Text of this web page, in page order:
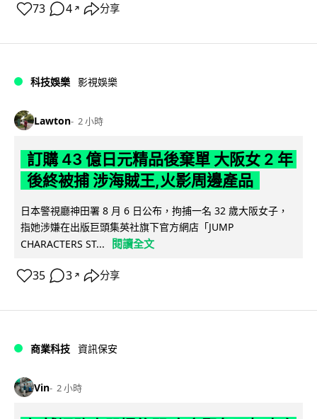
73 4 ↗ 分享
科技娛樂 影視娛樂
Lawton 2 小時
訂購 43 億日元精品後棄單 大阪女 2 年
後終被捕 涉海賊王,火影周邊產品
日本警視廳神田署 8 月 6 日公布，拘捕一名 32 歲大阪女子，
指她涉嫌在出版巨頭集英社旗下官方網店「JUMP
CHARACTERS ST...
閱讀全文
35 3 ↗ 分享
商業科技 資訊保安
Vin 2 小時